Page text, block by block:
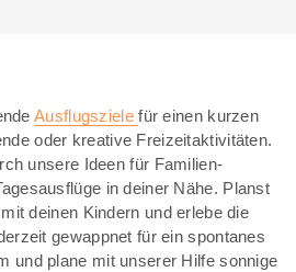
Ausflugszielefür einen kurzen
oder kreative Freizeitaktivitäten.
unsere Ideen für Familien-
in deiner Nähe. Planst
deinen Kindern und erlebe die
gewappnet für ein spontanes
und plane mit unserer Hilfe sonnige